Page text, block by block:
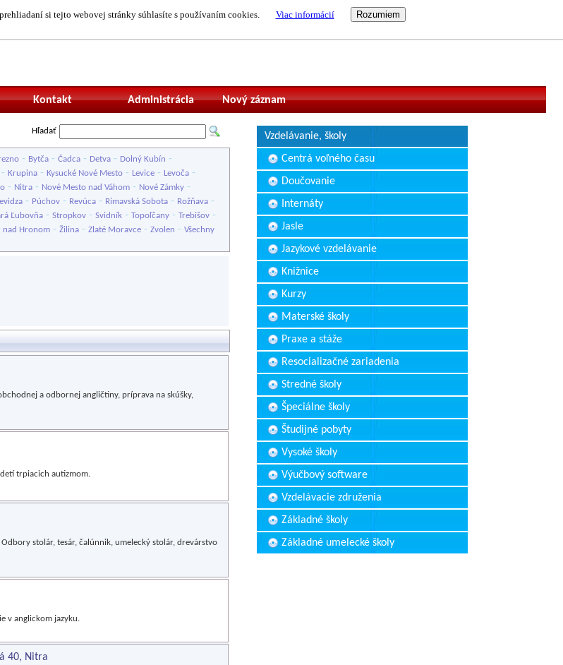
si tejto webovej stránky súhlasíte s používaním cookies. Viac informácií
Nový záznam
Administrácia
Kontakt
Hľadať
- Bytča - Čadca - Detva - Dolný Kubín -
- Krupina - Kysucké Nové Mesto - Levice - Levoča -
- Nitra - Nové Mesto nad Váhom - Nové Zámky -
- Púchov - Revúca - Rimavská Sobota - Rožňava -
Ľubovňa - Stropkov - Svidník - Topoľčany - Trebišov -
nad Hronom - Žilina - Zlaté Moravce - Zvolen - Všechny
a odbornej angličtiny, príprava na skúšky,
trpiacich autizmom.
stolár, tesár, čalúnnik, umelecký stolár, drevárstvo
v anglickom jazyku.
40, Nitra
Vzdelávanie, školy
Centrá voľného času
Doučovanie
Internáty
Jasle
Jazykové vzdelávanie
Knižnice
Kurzy
Materské školy
Praxe a stáže
Resocializačné zariadenia
Stredné školy
Špeciálne školy
Študijné pobyty
Vysoké školy
Výučbový software
Vzdelávacie združenia
Základné školy
Základné umelecké školy